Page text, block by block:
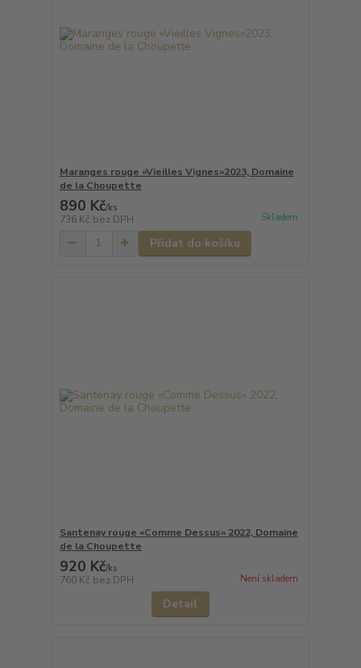
Maranges rouge «Vieilles Vignes»2023, Domaine
de la Choupette
890 Kč/ks
736 Kč bez DPH Skladem
Přidat do košíku
Santenay rouge «Comme Dessus» 2022, Domaine
de la Choupette
920 Kč/ks
760 Kč bez DPH Není skladem
Detail